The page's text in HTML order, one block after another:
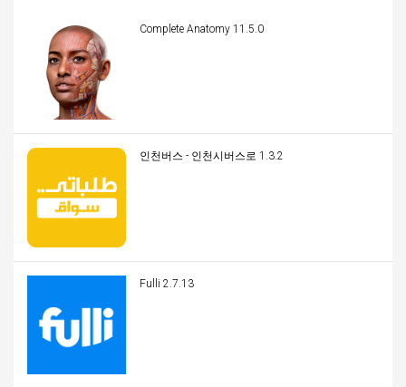
Complete Anatomy 11.5.0
인천버스 - 인천시버스로 1.3.2
Fulli 2.7.13